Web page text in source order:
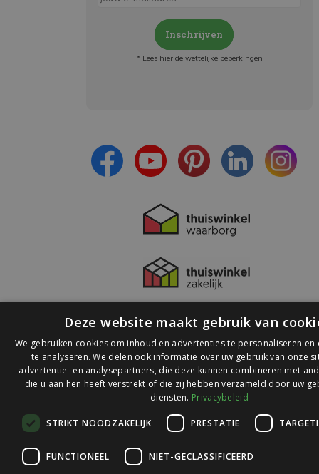
Inschrijven
* Lees hier de wettelijke beperkingen
© 2026 Ledlichtdiscounter.nl
op
Webwinkelkeur
Deze website maakt gebruik van
We gebruiken cookies om inhoud en advertenties te personaliseren en
te analyseren. We delen ook informatie over uw gebruik van onze
advertentie- en analysepartners, die deze kunnen combineren met
die u aan hen heeft verstrekt of die zij hebben verzameld door uw
diensten. Privacybeleid
STRIKT NOODZAKELIJK PRESTATIE
FUNCTIONEEL NIET-GECLASSIFICEERD